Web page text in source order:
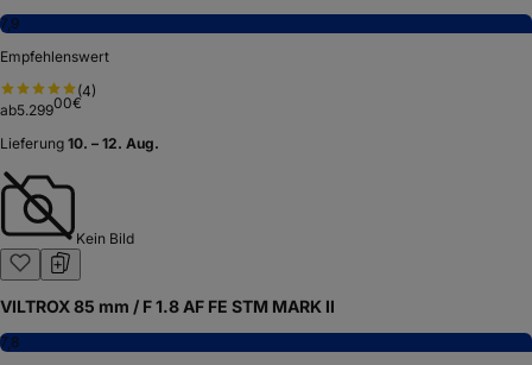
7,9
Empfehlenswert
(4)
ab5.29900€
Lieferung 10. – 12. Aug.
Kein Bild
VILTROX 85 mm / F 1.8 AF FE STM MARK II
7,8